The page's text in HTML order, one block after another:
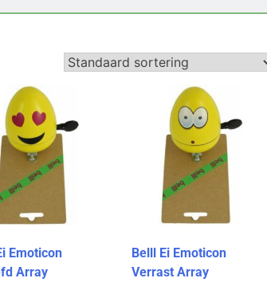
Emoticon
Array
Belll Ei Emoticon
Verrast Array